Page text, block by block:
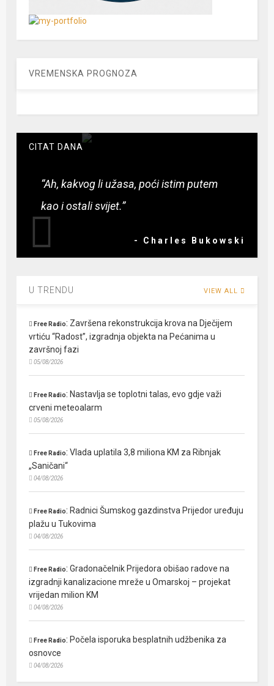
VREMENSKA PROGNOZA
CITAT DANA
“Ah, kakvog li užasa, poći istim putem
kao i ostali svijet.”
- Charles Bukowski
U TRENDU VIEW ALL
Free Radio: Završena rekonstrukcija krova na Dječijem
vrtiću “Radost”, izgradnja objekta na Pećanima u
završnoj fazi
05/08/2026
Free Radio: Nastavlja se toplotni talas, evo gdje važi
crveni meteoalarm
05/08/2026
Free Radio:Vlada uplatila 3,8 miliona KM za Ribnjak
„Saničani“
04/08/2026
Free Radio: Radnici Šumskog gazdinstva Prijedor uređuju
plažu u Tukovima
04/08/2026
Free Radio:Gradonačelnik Prijedora obišao radove na
izgradnji kanalizacione mreže u Omarskoj – projekat
vrijedan milion KM
04/08/2026
Free Radio: Počela isporuka besplatnih udžbenika za
osnovce
04/08/2026